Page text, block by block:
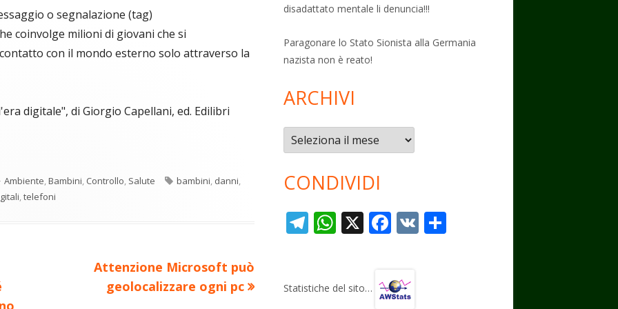
o segnalazione (tag)
coinvolge milioni di giovani che si
con il mondo esterno solo attraverso la
digitale", di Giorgio Capellani, ed. Edilibri
Categorie
Ambiente,Bambini, Controllo, Salute Tag
bambini, danni,
,telefoni
Nuovo
articolo:
Attenzione Microsoft può
geolocalizzare ogni pc
disadattato mentale li denuncia!!!
Paragonare lo Stato Sionista alla Germania
nazista non è reato!
ARCHIVI
Archivi
CONDIVIDI
T
gr
W
s
X F
b
V
Statistiche del sito…